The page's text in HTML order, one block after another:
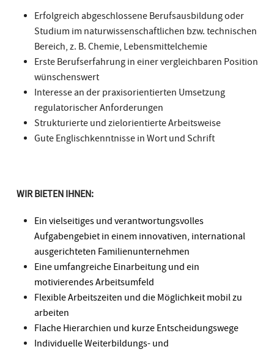
Erfolgreich abgeschlossene Berufsausbildung oder
Studium im naturwissenschaftlichen bzw. technischen
Bereich, z. B. Chemie, Lebensmittelchemie
Erste Berufserfahrung in einer vergleichbaren Position
wünschenswert
Interesse an der praxisorientierten Umsetzung
regulatorischer Anforderungen
Strukturierte und zielorientierte Arbeitsweise
Gute Englischkenntnisse in Wort und Schrift
WIR BIETEN IHNEN:
Ein vielseitiges und verantwortungsvolles
Aufgabengebiet in einem innovativen, international
ausgerichteten Familienunternehmen
Eine umfangreiche Einarbeitung und ein
motivierendes Arbeitsumfeld
Flexible Arbeitszeiten und die Möglichkeit mobil zu
arbeiten
Flache Hierarchien und kurze Entscheidungswege
Individuelle Weiterbildungs- und